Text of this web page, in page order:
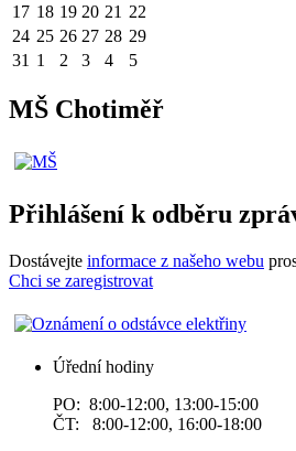
17 18 19 20 21 22
24 25 26 27 28 29
31 1 2 3 4 5
MŠ Chotiměř
Přihlášení k odběru
Dostávejte informace z našeho webu
Chci se zaregistrovat
Úřední hodiny
PO: 8:00-12:00, 13:00-15:00
ČT: 8:00-12:00, 16:00-18:00